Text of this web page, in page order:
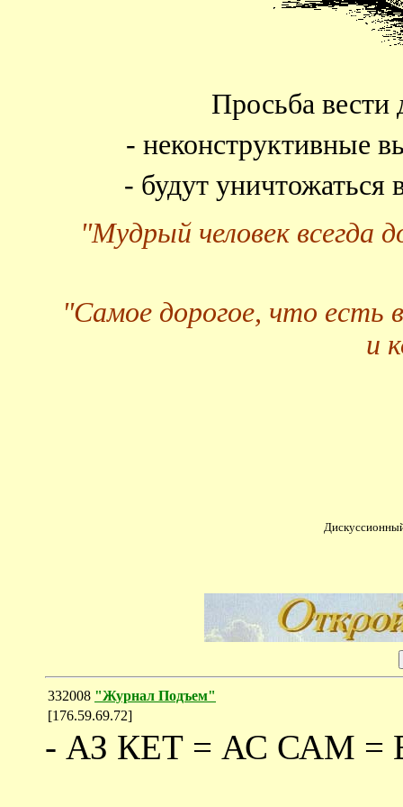
Просьба вести
- неконструктивные
- будут
"Мудрый человек всегда
"Самое дорогое, что есть
и
332008 "Журнал Подъем"
[176.59.69.72]
- АЗ КЕТ = АС САМ